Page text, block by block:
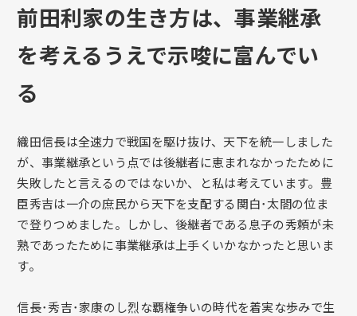
前田利家の生き方は、事業継承
を考えるうえで示唆に富んでい
る
織田信長は全速力で戦国を駆け抜け、天下を統一しました
が、事業継承という点では後継者に恵まれなかったために
失敗したと言えるのではないか、と私は考えています。豊
臣秀吉は一介の庶民から天下を支配する関白･太閤の位ま
で登りつめました。しかし、後継者である息子の秀頼が未
熟であったために事業継承は上手くいかなかったと思いま
す。
信長･秀吉･家康のし烈な覇権争いの時代を着実な歩みで生